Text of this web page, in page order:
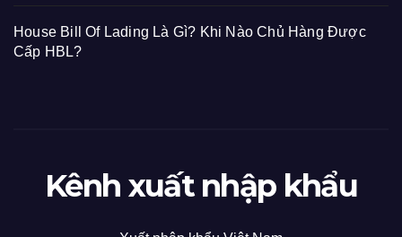
House Bill Of Lading Là Gì? Khi Nào Chủ Hàng Được
Cấp HBL?
Kênh xuất nhập khẩu